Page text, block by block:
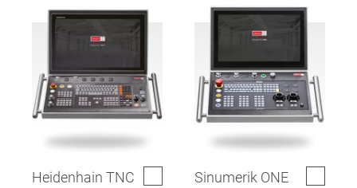
Heidenhain TNC
Sinumerik ONE